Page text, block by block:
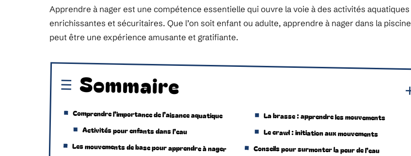
Apprendre à nager est une compétence essentielle qui ouvre la voie à des activités aquatiques
enrichissantes et sécuritaires. Que l’on soit enfant ou adulte, apprendre à nager dans la piscine
peut être une expérience amusante et gratifiante.
Sommaire
Comprendre l’importance de l’aisance aquatique
Activités pour enfants dans l’eau
Les mouvements de base pour apprendre à nager
La brasse : apprendre les mouvements
Le crawl : initiation aux mouvements
Conseils pour surmonter la peur de l’eau